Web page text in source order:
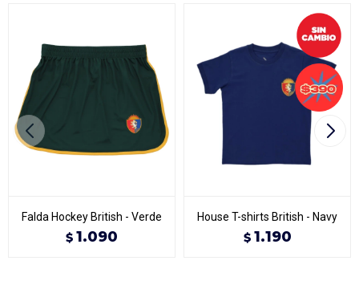
Falda Hockey British - Verde
$ 1.090
House T-shirts British - Navy
$ 1.190